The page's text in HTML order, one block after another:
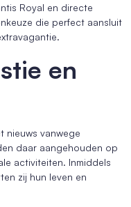
Royal en directe
die perfect aansluit
en
nieuws vanwege
daar aangehouden op
activiteiten. Inmiddels
zij hun leven en